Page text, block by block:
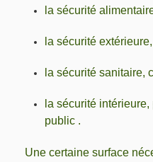
la sécurité
la sécurité
la sécurité sanitaire,
la sécurité
public .
Une certaine surface